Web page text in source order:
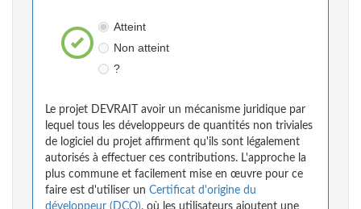
Atteint
Non atteint
?
Le projet DEVRAIT avoir un mécanisme juridique par
lequel tous les développeurs de quantités non triviales
de logiciel du projet affirment qu'ils sont légalement
autorisés à effectuer ces contributions. L'approche la
plus commune et facilement mise en œuvre pour ce
faire est d'utiliser un Certificat d'origine du